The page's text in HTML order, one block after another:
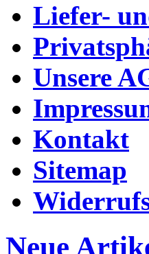
Liefer-
Unsere
Kontakt
Sitemap
Neue